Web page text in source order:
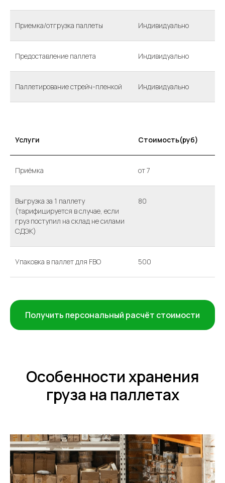
Приемка/отгрузка паллеты Индивидуально
Предоставление паллета Индивидуально
Паллетирование стрейч-пленкой Индивидуально
Услуги Стоимость(руб)
Приёмка от 7
Выгрузка за 1 паллету
(тарифицируется в случае, если
груз поступил на склад не силами
СДЭК)
80
Упаковка в паллет для FBO 500
Получить персональный расчёт стоимости
Особенности хранения
груза на паллетах